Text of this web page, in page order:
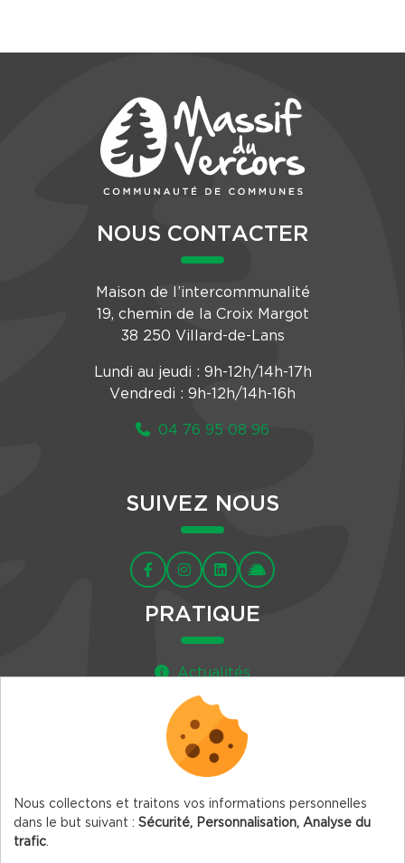
NOUS CONTACTER
Maison de l’intercommunalité
19, chemin de la Croix Margot
38 250 Villard-de-Lans
Lundi au jeudi : 9h-12h/14h-17h
Vendredi : 9h-12h/14h-16h
04 76 95 08 96
SUIVEZ NOUS
PRATIQUE
Actualités
Agenda
Newsletter
Nous collectons et traitons vos informations personnelles
dans le but suivant : Sécurité, Personnalisation, Analyse du
trafic.